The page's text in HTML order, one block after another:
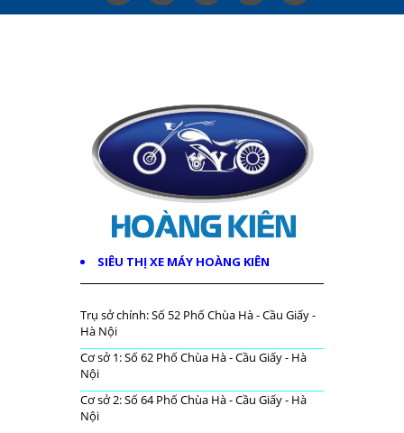
SIÊU THỊ XE MÁY HOÀNG KIÊN
Trụ sở chính: Số 52 Phố Chùa Hà - Cầu Giấy -
Hà Nội
Cơ sở 1: Số 62 Phố Chùa Hà - Cầu Giấy - Hà
Nội
Cơ sở 2: Số 64 Phố Chùa Hà - Cầu Giấy - Hà
Nội